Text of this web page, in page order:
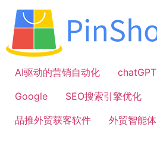
容
AI驱动的营销自动化
chatGPT
Google
SEO搜索引擎优化
品推外贸获客软件
外贸智能体